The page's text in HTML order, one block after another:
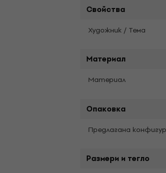
Свойства
Художник / Тема
Материал
Материал
Опаковка
Предлагана
Размери и тегло